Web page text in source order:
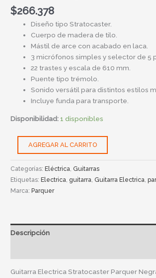
$266.378
Diseño tipo Stratocaster.
Cuerpo de madera de tilo.
Mástil de arce con acabado en laca.
3 micrófonos simples y selector de 5
22 trastes y escala de 610 mm.
Puente tipo trémolo.
Sonido versátil para distintos estilos
Incluye funda para transporte.
Disponibilidad:1 disponibles
AGREGAR AL CARRITO
Categorías:Eléctrica, Guitarras
Etiquetas:Electrica, guitarra, Guitarra Electrica,
Marca:Parquer
Descripción
Guitarra Electrica Stratocaster Parquer